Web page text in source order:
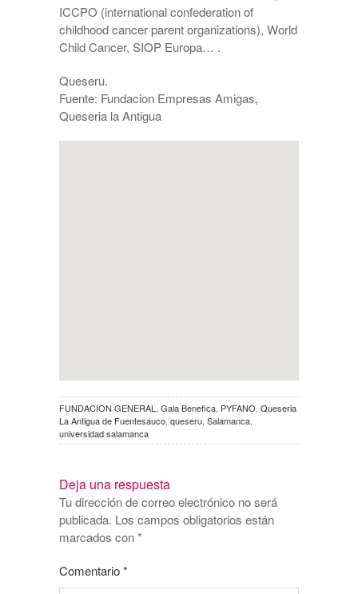
ICCPO (international confederation of
childhood cancer parent organizations), World
Child Cancer, SIOP Europa… .
Queseru.
Fuente: Fundacion Empresas Amigas,
Queseria la Antigua
FUNDACION GENERAL Gala Benefica PYFANO Queseria
La Antigua de Fuentesauco queseru Salamanca
universidad salamanca
Deja una respuesta
Tu dirección de correo electrónico no será
publicada. Los campos obligatorios están
marcados con*
Comentario*